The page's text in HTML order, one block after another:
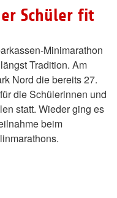
Schüler fit
Minimarathon
Tradition. Am
Nord die bereits 27.
die Schülerinnen und
statt. Wieder ging es
beim